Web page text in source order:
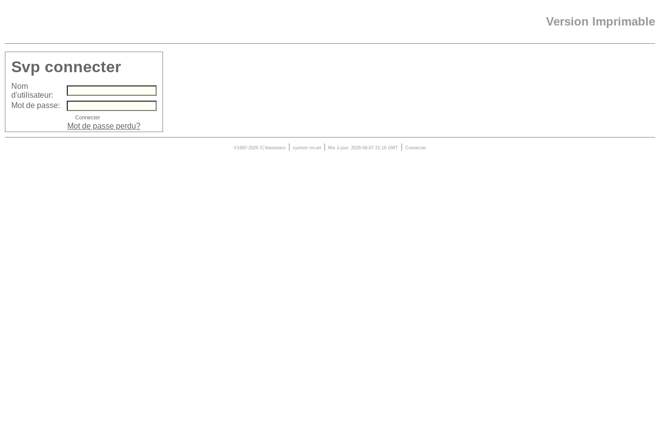
Version Imprimable
Svp connecter
Nom
d'utilisateur:
Mot de passe:
Mot de passe perdu?
©1997-2026 ICVolunteers system mcart Mis à jour: 2026-08-07 21:16 GMT Connecter